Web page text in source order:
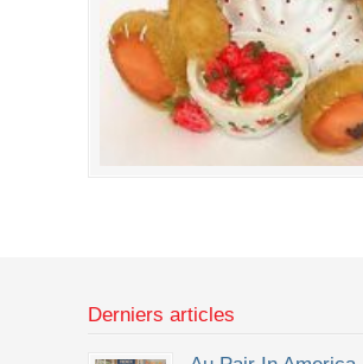
Derniers articles